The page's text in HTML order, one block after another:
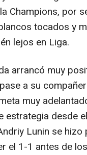
Champions, por
tocados y
lejos en Liga.
arrancó muy
a su
muy
estrategia desde
Lunin se
el 1-1 antes de